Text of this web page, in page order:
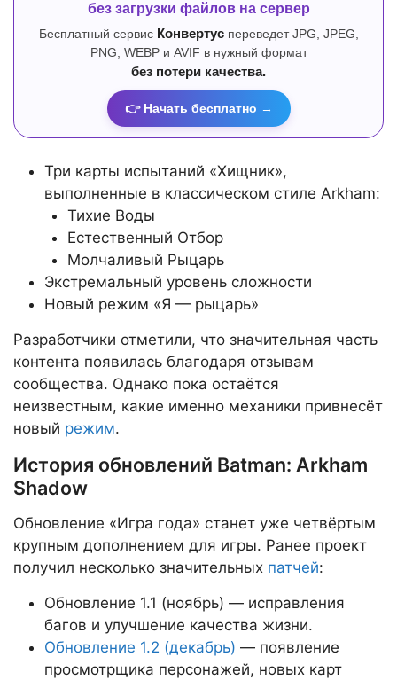
без загрузки файлов на сервер
Бесплатный сервис Конвертуспереведет JPG, JPEG,
PNG, WEBP и AVIF в нужный формат
без потери качества.
👉 Начать бесплатно →
Три карты испытаний «Хищник»,
выполненные в классическом стиле Arkham:
Тихие Воды
Естественный Отбор
Молчаливый Рыцарь
Экстремальный уровень сложности
Новый режим «Я — рыцарь»
Разработчики отметили, что значительная часть
контента появилась благодаря отзывам
сообщества. Однако пока остаётся
неизвестным, какие именно механики привнесёт
новый режим.
История обновлений Batman: Arkham
Shadow
Обновление «Игра года» станет уже четвёртым
крупным дополнением для игры. Ранее проект
получил несколько значительных патчей:
Обновление 1.1 (ноябрь) — исправления
багов и улучшение качества жизни.
Обновление 1.2 (декабрь) — появление
просмотрщика персонажей, новых карт